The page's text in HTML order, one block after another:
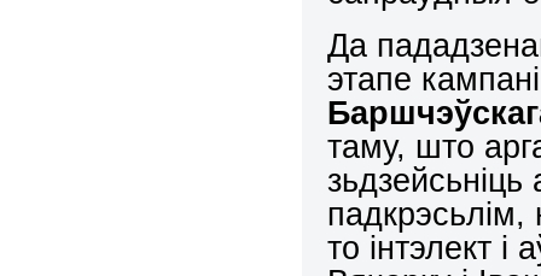
Да
этапе
таму, што
то інтэлект